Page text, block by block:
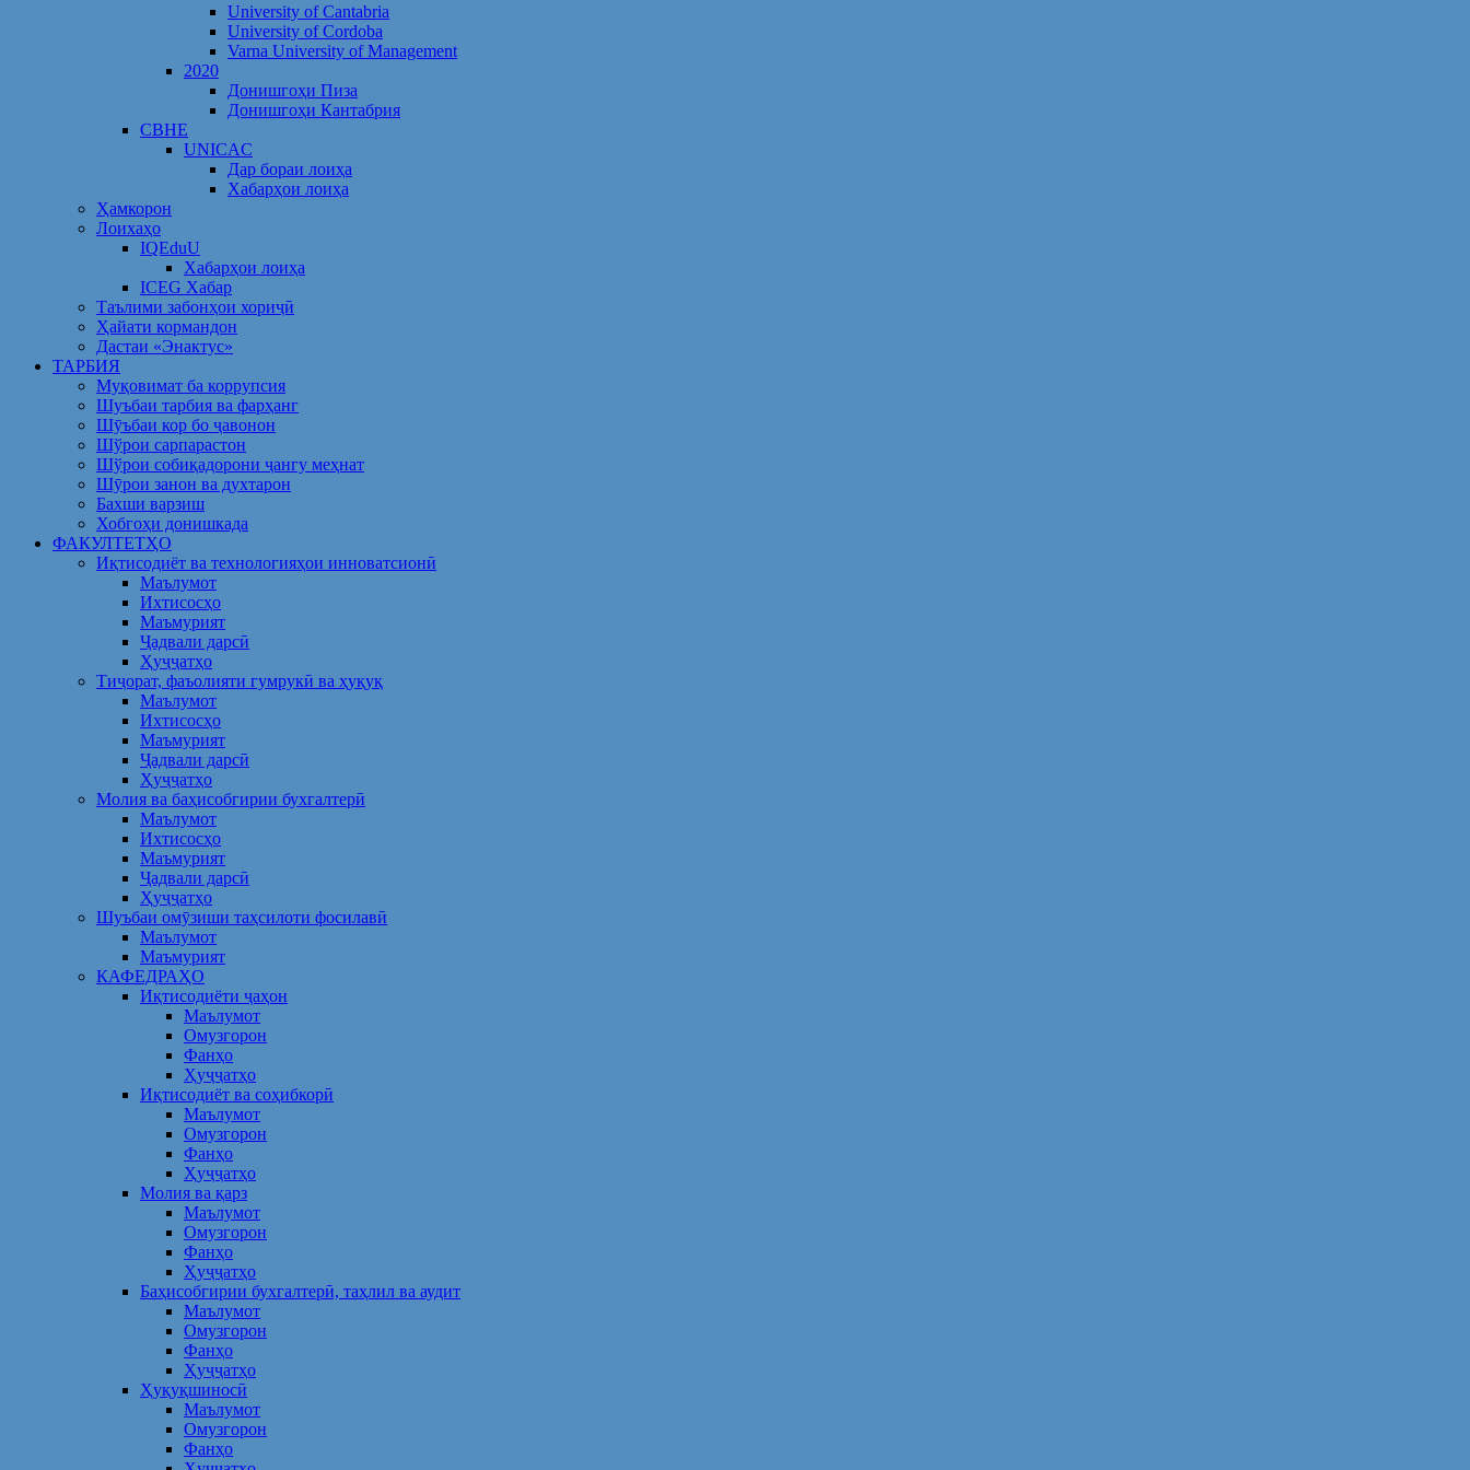
University of Cantabria
University of Cordoba
Varna University of Management
2020
Донишгоҳи Пиза
Донишгоҳи Кантабрия
CBHE
UNICAC
Дар бораи лоиҳа
Хабарҳои лоиҳа
Ҳамкорон
Лоихаҳо
IQEduU
Хабарҳои лоиҳа
ICEG Хабар
Таълими забонҳои хориҷӣ
Ҳайати кормандон
Дастаи «Энактус»
ТАРБИЯ
Муқовимат ба коррупсия
Шуъбаи тарбия ва фарҳанг
Шӯъбаи кор бо ҷавонон
Шўрои сарпарастон
Шўрои собиқадорони ҷангу меҳнат
Шӯрои занон ва духтарон
Бахши варзиш
Хобгоҳи донишкада
ФАКУЛТЕТҲО
Иқтисодиёт ва технологияҳои инноватсионӣ
Маълумот
Ихтисосҳо
Маъмурият
Ҷадвали дарсӣ
Ҳуҷҷатҳо
Тиҷорат, фаъолияти гумрукӣ ва ҳуқуқ
Маълумот
Ихтисосҳо
Маъмурият
Ҷадвали дарсӣ
Ҳуҷҷатҳо
Молия ва баҳисобгирии бухгалтерӣ
Маълумот
Ихтисосҳо
Маъмурият
Ҷадвали дарсӣ
Ҳуҷҷатҳо
Шуъбаи омӯзиши таҳсилоти фосилавӣ
Маълумот
Маъмурият
КАФЕДРАҲО
Иқтисодиёти ҷаҳон
Маълумот
Омузгорон
Фанҳо
Ҳуҷҷатҳо
Иқтисодиёт ва соҳибкорӣ
Маълумот
Омузгорон
Фанҳо
Ҳуҷҷатҳо
Молия ва қарз
Маълумот
Омузгорон
Фанҳо
Ҳуҷҷатҳо
Баҳисобгирии бухгалтерӣ, таҳлил ва аудит
Маълумот
Омузгорон
Фанҳо
Ҳуҷҷатҳо
Ҳуқуқшиносӣ
Маълумот
Омузгорон
Фанҳо